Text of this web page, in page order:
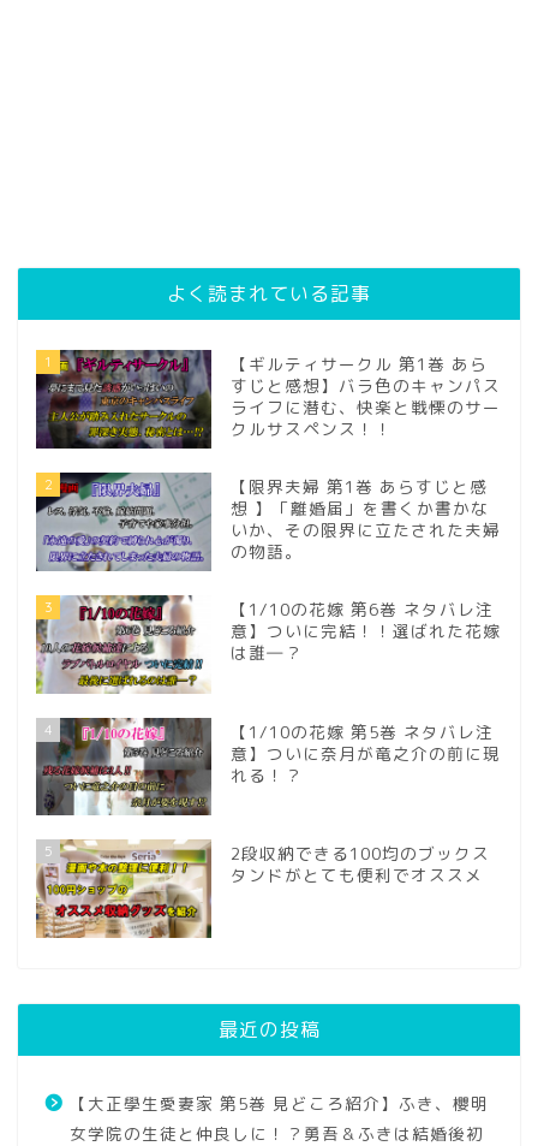
よく読まれている記事
1
【ギルティサークル 第1巻 あら
すじと感想】バラ色のキャンパス
ライフに潜む、快楽と戦慄のサー
クルサスペンス！！
2
【限界夫婦 第1巻 あらすじと感
想 】「離婚届」を書くか書かな
いか、その限界に立たされた夫婦
の物語。
3
【1/10の花嫁 第6巻 ネタバレ注
意】ついに完結！！選ばれた花嫁
は誰―？
4
【1/10の花嫁 第5巻 ネタバレ注
意】ついに奈月が竜之介の前に現
れる！？
5
2段収納できる100均のブックス
タンドがとても便利でオススメ
最近の投稿
【大正學生愛妻家 第5巻 見どころ紹介】ふき、櫻明
女学院の生徒と仲良しに！？勇吾＆ふきは結婚後初